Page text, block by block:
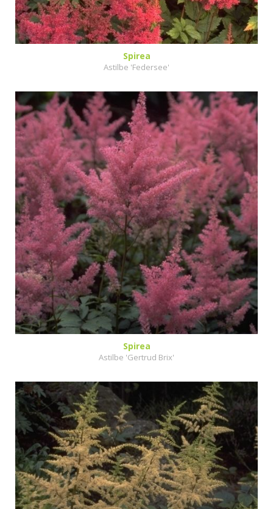
Spirea
Astilbe 'Federsee'
Spirea
Astilbe 'Gertrud Brix'